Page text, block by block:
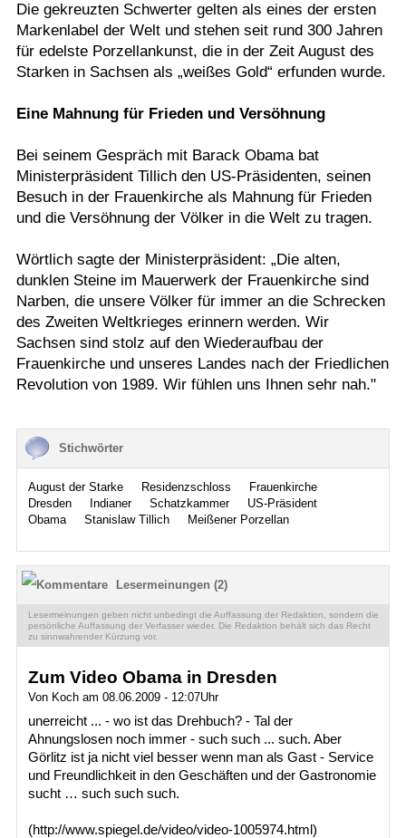
Die gekreuzten Schwerter gelten als eines der ersten
Markenlabel der Welt und stehen seit rund 300 Jahren
für edelste Porzellankunst, die in der Zeit August des
Starken in Sachsen als „weißes Gold“ erfunden wurde.
Eine Mahnung für Frieden und Versöhnung
Bei seinem Gespräch mit Barack Obama bat
Ministerpräsident Tillich den US-Präsidenten, seinen
Besuch in der Frauenkirche als Mahnung für Frieden
und die Versöhnung der Völker in die Welt zu tragen.
Wörtlich sagte der Ministerpräsident: „Die alten,
dunklen Steine im Mauerwerk der Frauenkirche sind
Narben, die unsere Völker für immer an die Schrecken
des Zweiten Weltkrieges erinnern werden. Wir
Sachsen sind stolz auf den Wiederaufbau der
Frauenkirche und unseres Landes nach der Friedlichen
Revolution von 1989. Wir fühlen uns Ihnen sehr nah."
Stichwörter
August der Starke Residenzschloss
Frauenkirche
Dresden
Indianer Schatzkammer
US-Präsident
Obama
Stanislaw Tillich Meißener Porzellan
Lesermeinungen (2)
Lesermeinungen geben nicht unbedingt die Auffassung der Redaktion, sondern die
persönliche Auffassung der Verfasser wieder. Die Redaktion behält sich das Recht
zu sinnwahrender Kürzung vor.
Zum Video Obama in Dresden
Von Koch am 08.06.2009 - 12:07Uhr
unerreicht ... - wo ist das Drehbuch? - Tal der
Ahnungslosen noch immer - such such ... such. Aber
Görlitz ist ja nicht viel besser wenn man als Gast - Service
und Freundlichkeit in den Geschäften und der Gastronomie
sucht … such such such.
(http://www.spiegel.de/video/video-1005974.html)